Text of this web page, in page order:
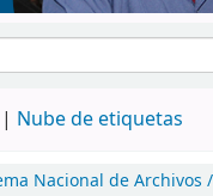
Nube de etiquetas
Nacional de Archivos /